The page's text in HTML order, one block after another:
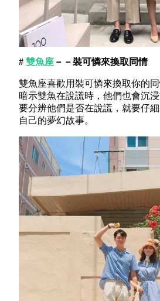
# 雙魚座 －－裝可憐來換取同情
雙魚座喜歡用裝可憐來換取你的
暗示雙魚在說謊時，他們也會沉
要分辨他們是否在說謊，就要仔
自己的夢幻故事。